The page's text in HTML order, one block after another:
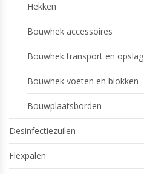
Hekken
Bouwhek accessoires
Bouwhek transport en opslag
Bouwhek voeten en blokken
Bouwplaatsborden
Desinfectiezuilen
Flexpalen